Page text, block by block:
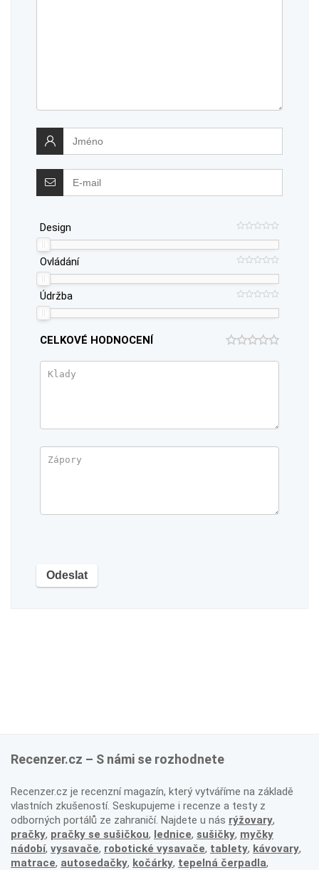
Design
Ovládání
Údržba
CELKOVÉ HODNOCENÍ
Recenzer.cz – S námi se rozhodnete
Recenzer.cz je recenzní magazín, který vytváříme na základě
vlastních zkušeností. Seskupujeme i recenze a testy z
odborných portálů ze zahraničí. Najdete u nás rýžovary,
pračky, pračky se sušičkou, lednice, sušičky, myčky
nádobí, vysavače, robotické vysavače, tablety, kávovary,
matrace, autosedačky, kočárky, tepelná čerpadla,